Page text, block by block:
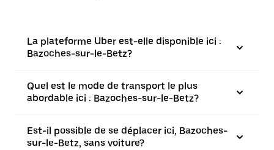
La plateforme Uber est-elle disponible ici :
Bazoches-sur-le-Betz?
Quel est le mode de transport le plus
abordable ici : Bazoches-sur-le-Betz?
Est-il possible de se déplacer ici, Bazoches-
sur-le-Betz, sans voiture?